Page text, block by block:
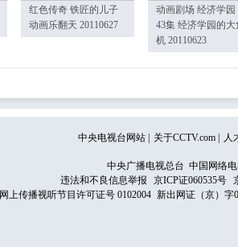
红色传奇 铁匠的儿子
动画乐翻天 20110627
动画剧场 经济学园
43集 经济学园的大
机 20110623
中央电视台网站 关于CCTV.com 人
中央广播电视总台 中国网络
违法和不良信息举报
京ICP证060535号
网上传播视听节目许可证号 0102004 新出网证（京）